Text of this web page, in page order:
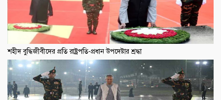
শহীদ বুদ্ধিজীবীদের প্রতি রাষ্ট্রপতি-প্রধান উপদেষ্টার শ্রদ্ধা